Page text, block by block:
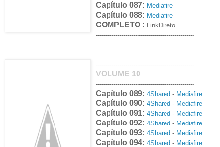
Capítulo 087: Mediafire
Capítulo 088: Mediafire
COMPLETO :
LinkDireto
--------------------------------------------------
--------------------------------------------------
VOLUME 10
--------------------------------------------------
Capítulo 089: 4Shared - Mediafire
Capítulo 090: 4Shared - Mediafire
Capítulo 091: 4Shared - Mediafire
Capítulo 092: 4Shared - Mediafire
Capítulo 093: 4Shared - Mediafire
Capítulo 094: 4Shared - Mediafire